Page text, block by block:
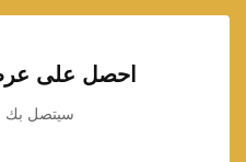
احصل على
سيتصل بك